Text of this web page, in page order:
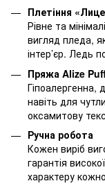
Плетіння
Рівне та
вигляд пледа,
інтер’єр. Ледь
Пряжа Alize
Гіпоалергенна,
навіть для
оксамитову
Ручна робота
Кожен виріб
гарантія
характеру